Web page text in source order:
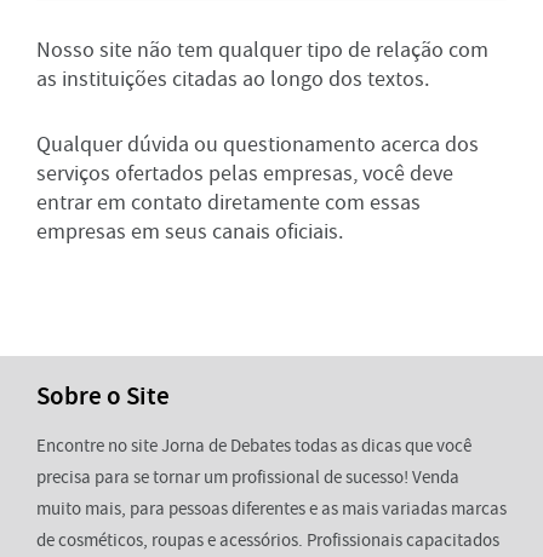
Nosso site não tem qualquer tipo de relação com
as instituições citadas ao longo dos textos.
Qualquer dúvida ou questionamento acerca dos
serviços ofertados pelas empresas, você deve
entrar em contato diretamente com essas
empresas em seus canais oficiais.
Sobre o Site
Encontre no site Jorna de Debates todas as dicas que você
precisa para se tornar um profissional de sucesso! Venda
muito mais, para pessoas diferentes e as mais variadas marcas
de cosméticos, roupas e acessórios. Profissionais capacitados